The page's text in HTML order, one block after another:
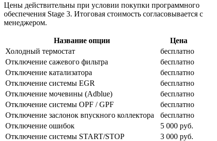
Цены действительны при условии покупки программного
обеспечения Stage 3. Итоговая стоимость согласовывается с
менеджером.
Название опции
Цена
Холодный термостат
бесплатно
Отключение сажевого фильтра
бесплатно
Отключение катализатора
бесплатно
Отключение системы EGR
бесплатно
Отключение мочевины (Adblue)
бесплатно
Отключение системы OPF / GPF
бесплатно
Отключение заслонок впускного коллектора
бесплатно
Отключение ошибок
5 000 руб.
Отключение системы START/STOP
3 000 руб.